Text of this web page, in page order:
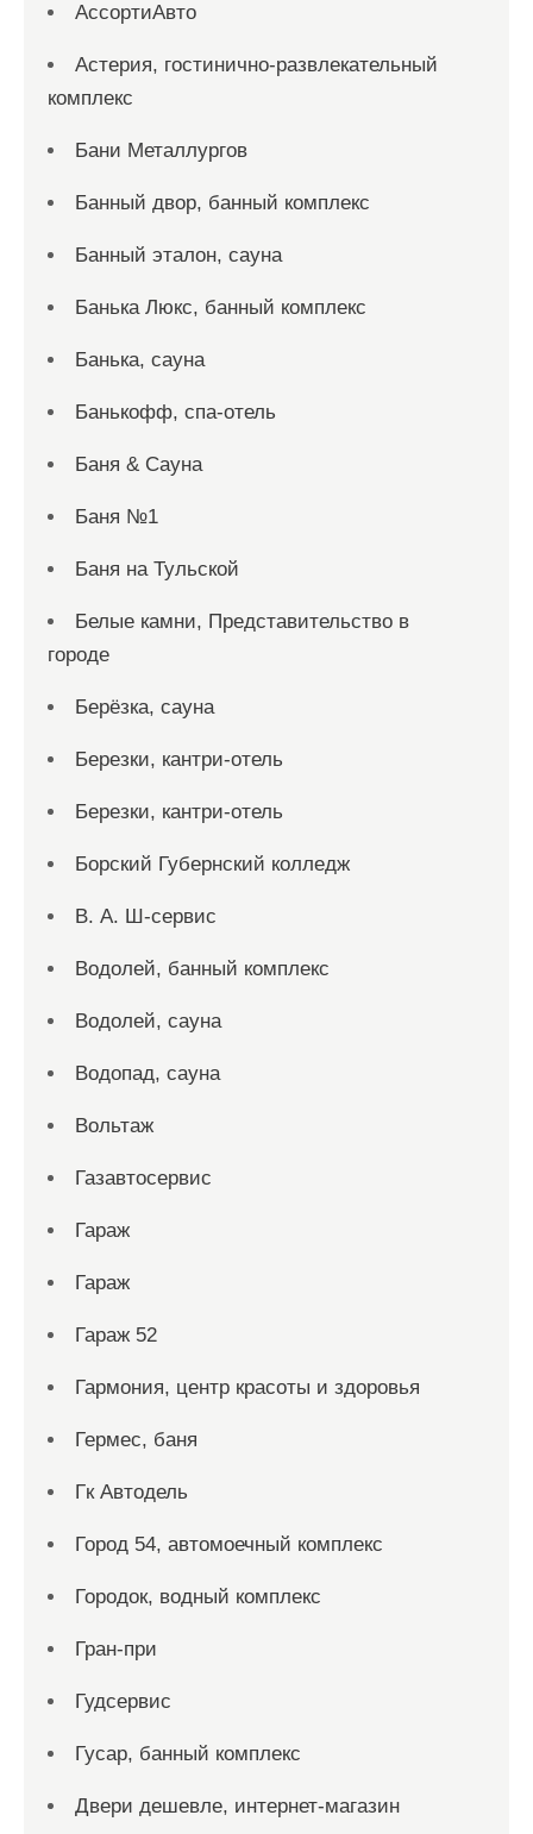
АссортиАвто
Астерия, гостинично-развлекательный
комплекс
Бани Металлургов
Банный двор, банный комплекс
Банный эталон, сауна
Банька Люкс, банный комплекс
Банька, сауна
Банькофф, спа-отель
Баня & Сауна
Баня №1
Баня на Тульской
Белые камни, Представительство в
городе
Берёзка, сауна
Березки, кантри-отель
Березки, кантри-отель
Борский Губернский колледж
В. А. Ш-сервис
Водолей, банный комплекс
Водолей, сауна
Водопад, сауна
Вольтаж
Газавтосервис
Гараж
Гараж
Гараж 52
Гармония, центр красоты и здоровья
Гермес, баня
Гк Автодель
Город 54, автомоечный комплекс
Городок, водный комплекс
Гран-при
Гудсервис
Гусар, банный комплекс
Двери дешевле, интернет-магазин